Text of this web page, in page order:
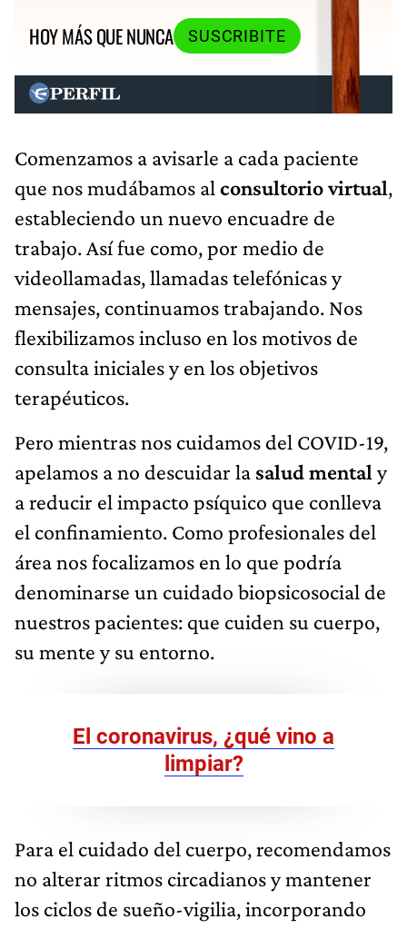
HOY MÁS QUE NUNCA
SUSCRIBITE
Comenzamos a avisarle a cada paciente
que nos mudábamos al consultorio virtual,
estableciendo un nuevo encuadre de
trabajo. Así fue como, por medio de
videollamadas, llamadas telefónicas y
mensajes, continuamos trabajando. Nos
flexibilizamos incluso en los motivos de
consulta iniciales y en los objetivos
terapéuticos.
Pero mientras nos cuidamos del COVID-19,
apelamos a no descuidar la salud mental y
a reducir el impacto psíquico que conlleva
el confinamiento. Como profesionales del
área nos focalizamos en lo que podría
denominarse un cuidado biopsicosocial de
nuestros pacientes: que cuiden su cuerpo,
su mente y su entorno.
El coronavirus, ¿qué vino a
limpiar?
Para el cuidado del cuerpo, recomendamos
no alterar ritmos circadianos y mantener
los ciclos de sueño-vigilia, incorporando